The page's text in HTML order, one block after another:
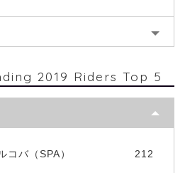
2019 Riders Top 5
コバ（SPA）
212